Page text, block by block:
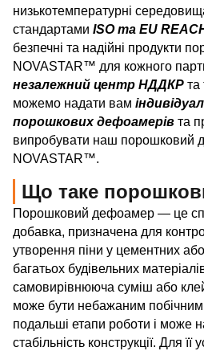
низькотемпературні
стандартами ISO та EU
безпечні та надійні продукти
NOVASTAR™ для кожного
незалежний центр НДДКР та
можемо надати вам
порошкових дефоамерів та
випробувати наш порошковий
NOVASTAR™.
Що таке
Порошковий дефоамер — це
добавка, призначена для
утворення піни у цементних
багатьох будівельних
самовирівнююча суміш або
може бути небажаним
подальші етапи роботи і може
стабільність конструкції. Для